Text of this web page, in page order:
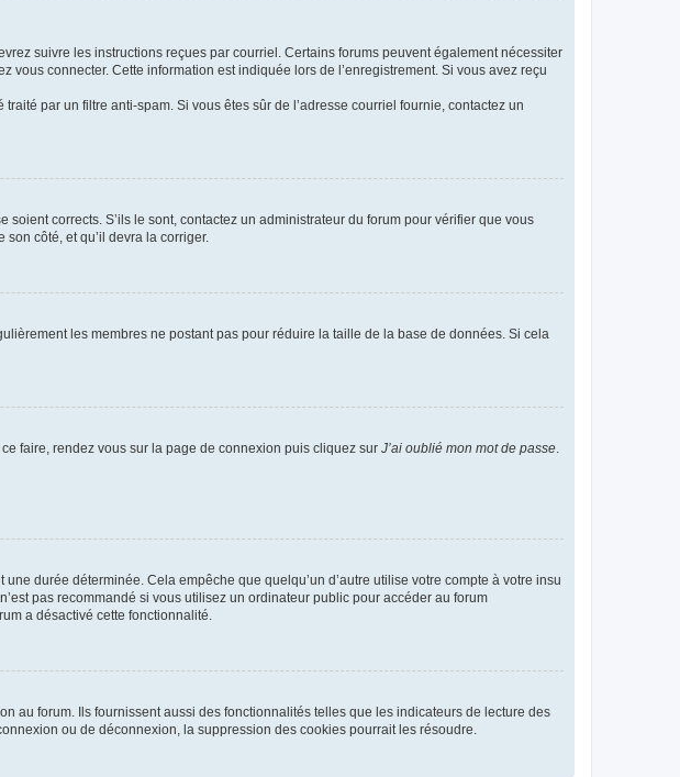
suivre les instructions reçues par courriel. Certains forums peuvent également nécessiter
connecter. Cette information est indiquée lors de l’enregistrement. Si vous avez reçu
par un filtre anti-spam. Si vous êtes sûr de l’adresse courriel fournie, contactez un
corrects. S’ils le sont, contactez un administrateur du forum pour vérifier que vous
côté, et qu’il devra la corriger.
les membres ne postant pas pour réduire la taille de la base de données. Si cela
faire, rendez vous sur la page de connexion puis cliquez sur J’ai oublié mon mot de passe.
durée déterminée. Cela empêche que quelqu’un d’autre utilise votre compte à votre insu
pas recommandé si vous utilisez un ordinateur public pour accéder au forum
a désactivé cette fonctionnalité.
au forum. Ils fournissent aussi des fonctionnalités telles que les indicateurs de lecture des
ou de déconnexion, la suppression des cookies pourrait les résoudre.